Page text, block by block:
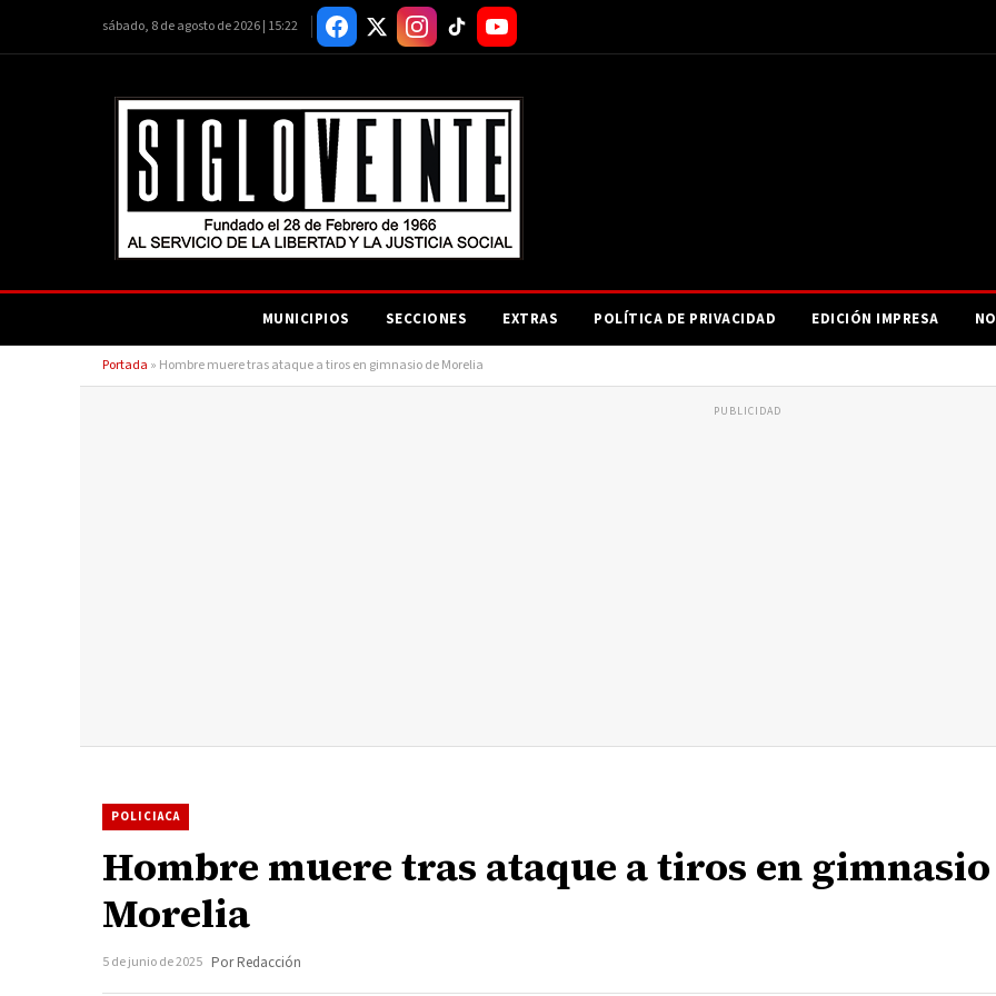
sábado, 8 de agosto de 2026 | 15:22
MUNICIPIOS SECCIONES EXTRAS POLÍTICA DE PRIVACIDAD EDICIÓN IMPRESA
Portada » Hombre muere tras ataque a tiros en gimnasio de Morelia
PUBLICIDAD
POLICIACA
Hombre muere tras ataque a tiros en
Morelia
5 de junio de 2025 Por Redacción